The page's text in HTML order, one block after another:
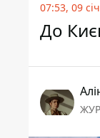
07:53, 09
До